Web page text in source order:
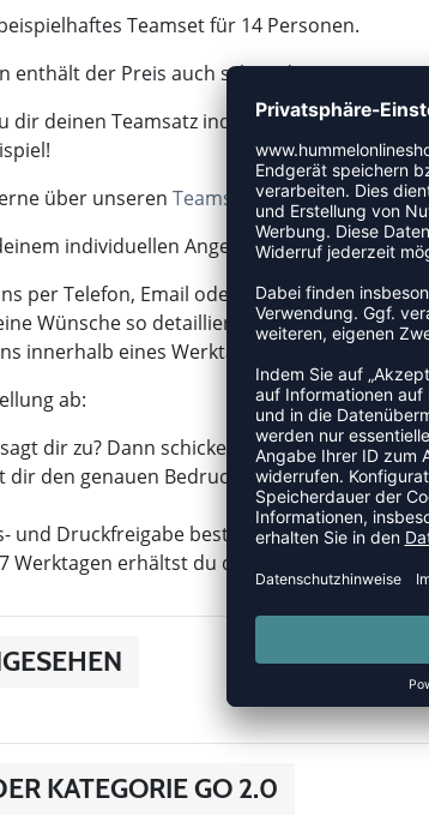
Teamset für 14 Personen.
enthält der Preis auch schon die angezeigte
dir deinen Teamsatz individuell nach Größe
über unseren Teamsupport.
individuellen Angebot für deine
per Telefon, Email oder über unser
Wünsche so detailliert wie möglich
innerhalb eines Werktages mit einem
ab:
dir zu? Dann schicken wir dir bei Bedarf
dir den genauen Bedruckungswunsch – fast
und Druckfreigabe bestellen wir die Ware
Werktagen erhältst du deine Bestellung
KATEGORIE GO 2.0